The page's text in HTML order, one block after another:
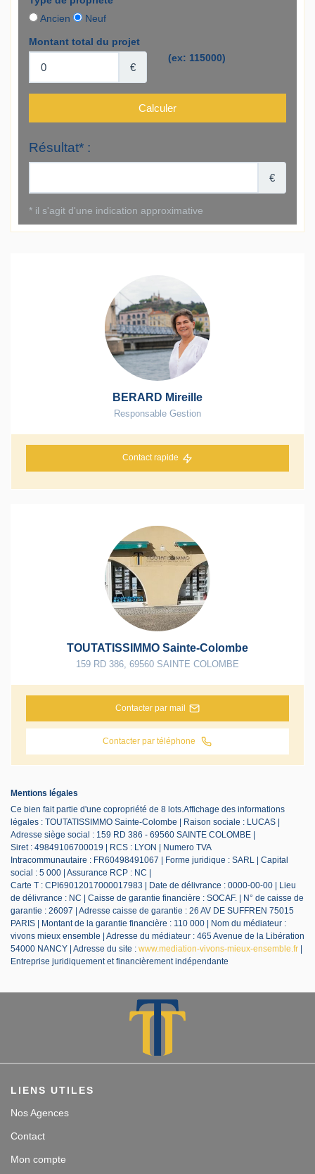
BERARD Mireille
Responsable Gestion
Contact rapide
TOUTATISSIMMO Sainte-Colombe
159 RD 386 69560 SAINTE COLOMBE
Contacter par mail
Contacter par téléphone
Mentions légales
Ce bien fait partie d'une copropriété de 8 lots.Affichage des informations
légales : TOUTATISSIMMO Sainte-Colombe | Raison sociale : LUCAS |
Adresse siège social : 159 RD 386 - 69560 SAINTE COLOMBE |
Siret : 49849106700019 | RCS : LYON | Numero TVA
Intracommunautaire : FR60498491067 | Forme juridique : SARL | Capital
social : 5 000 | Assurance RCP : NC |
Carte T : CPI69012017000017983 | Date de délivrance : 0000-00-00 | Lieu
de délivrance : NC | Caisse de garantie financière : SOCAF. | N° de caisse de
garantie : 26097 | Adresse caisse de garantie : 26 AV DE SUFFREN 75015
PARIS | Montant de la garantie financière : 110 000 | Nom du médiateur :
vivons mieux ensemble | Adresse du médiateur : 465 Avenue de la Libération
54000 NANCY | Adresse du site : www.mediation-vivons-mieux-ensemble.fr
Entreprise juridiquement et financièrement indépendante
LIENS UTILES
Nos Agences
Contact
Mon compte